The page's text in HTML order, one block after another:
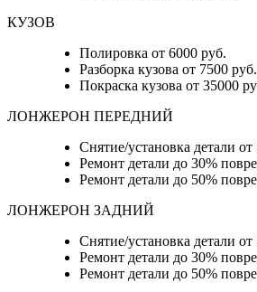
КУЗОВ
Полировка от 6000 руб.
Разборка кузова от 7500 руб.
Покраска кузова от 35000
ЛОНЖЕРОН ПЕРЕДНИЙ
Снятие/установка детали от
Ремонт детали до 30%
Ремонт детали до 50%
ЛОНЖЕРОН ЗАДНИЙ
Снятие/установка детали от
Ремонт детали до 30%
Ремонт детали до 50%